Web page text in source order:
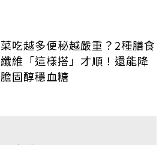
菜吃越多便秘越嚴重？2種膳食
纖維「這樣搭」才順！還能降
膽固醇穩血糖